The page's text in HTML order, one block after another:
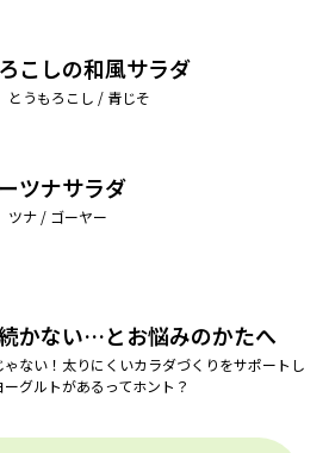
こしの和風サラダ
とうもろこし / 青じそ
ツナサラダ
ツナ / ゴーヤー
かない…とお悩みのかたへ
ない！太りにくいカラダづくりをサポートし
グルトがあるってホント？